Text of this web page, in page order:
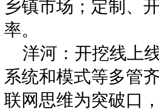
乡镇市场；定制、
率。
洋河：开挖线上
系统和模式等多管
联网思维为突破口